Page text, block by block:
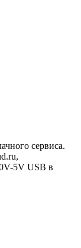
сервиса.
5V USB в